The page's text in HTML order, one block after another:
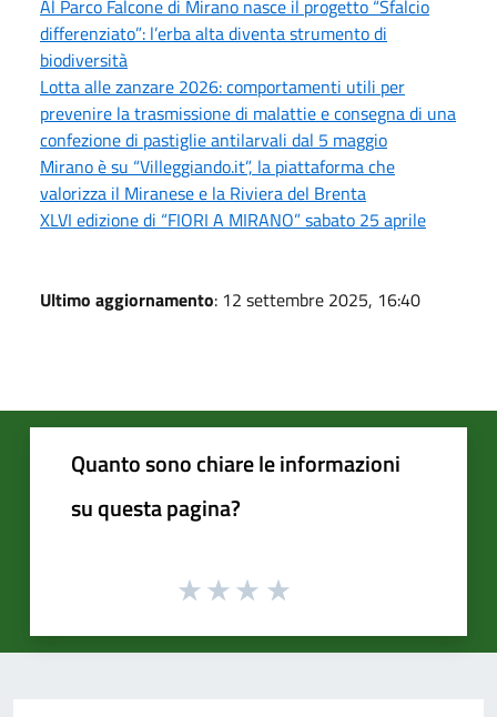
Al Parco Falcone di Mirano nasce il progetto “Sfalcio
differenziato”: l’erba alta diventa strumento di
biodiversità
Lotta alle zanzare 2026: comportamenti utili per
prevenire la trasmissione di malattie e consegna di una
confezione di pastiglie antilarvali dal 5 maggio
Mirano è su “Villeggiando.it”, la piattaforma che
valorizza il Miranese e la Riviera del Brenta
XLVI edizione di “FIORI A MIRANO” sabato 25 aprile
Ultimo aggiornamento: 12 settembre 2025, 16:40
Quanto sono chiare le informazioni
su questa pagina?